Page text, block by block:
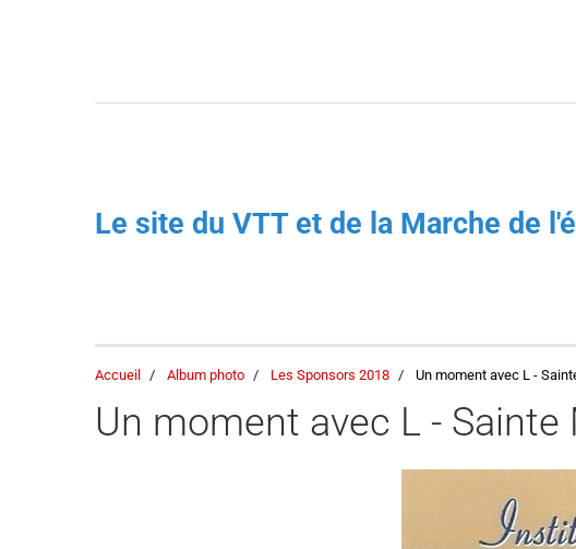
Le site du VTT et de la Marche de
Accueil Album photo Les Sponsors 2018 Un moment avec L -
Un moment avec L - Sainte